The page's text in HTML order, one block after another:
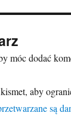
móc dodać
aby
są